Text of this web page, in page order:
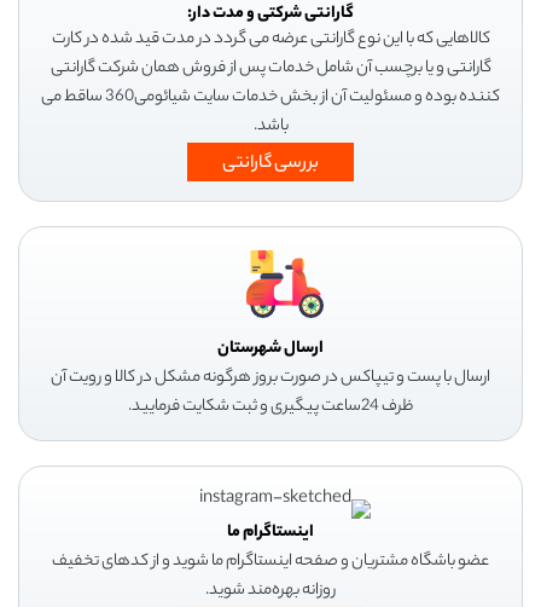
گارانتی شرکتی و مدت دار:
کالاهایی که با این نوع گارانتی عرضه می گردد در مدت قید شده در کارت
گارانتی و یا برچسب آن شامل خدمات پس از فروش همان شرکت گارانتی
کننده بوده و مسئولیت آن از بخش خدمات سایت شیائومی360 ساقط می
باشد.
بررسی گارانتی
ارسال شهرستان
ارسال با پست و تیپاکس در صورت بروز هرگونه مشکل در کالا و رویت آن
ظرف 24ساعت پیگیری و ثبت شکایت فرمایید.
اینستاگرام ما
عضو باشگاه مشتریان و صفحه اینستاگرام ما شوید و از کدهای تخفیف
روزانه بهره‌مند شوید.